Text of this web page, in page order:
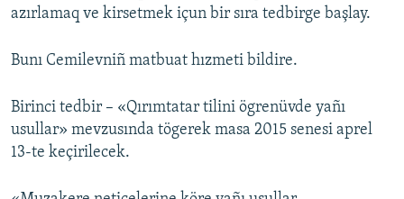
QOŞULIÑIZ!
azırlamaq ve kirsetmek içun bir sıra tedbirge başlay.
Bunı Cemilevniñ matbuat hızmeti bildire.
Birinci tedbir – «Qırımtatar tilini ögrenüvde yañı
usullar» mevzusında tögerek masa 2015 senesi aprel
13-te keçirilecek.